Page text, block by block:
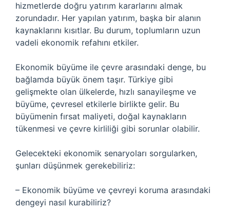
hizmetlerde doğru yatırım kararlarını almak
zorundadır. Her yapılan yatırım, başka bir alanın
kaynaklarını kısıtlar. Bu durum, toplumların uzun
vadeli ekonomik refahını etkiler.
Ekonomik büyüme ile çevre arasındaki denge, bu
bağlamda büyük önem taşır. Türkiye gibi
gelişmekte olan ülkelerde, hızlı sanayileşme ve
büyüme, çevresel etkilerle birlikte gelir. Bu
büyümenin fırsat maliyeti, doğal kaynakların
tükenmesi ve çevre kirliliği gibi sorunlar olabilir.
Gelecekteki ekonomik senaryoları sorgularken,
şunları düşünmek gerekebiliriz:
– Ekonomik büyüme ve çevreyi koruma arasındaki
dengeyi nasıl kurabiliriz?